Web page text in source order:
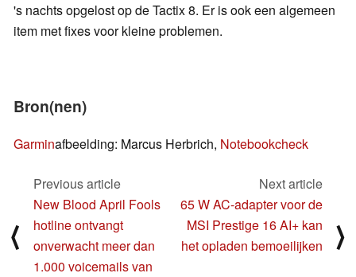
's nachts opgelost op de Tactix 8. Er is ook een algemeen
item met fixes voor kleine problemen.
Bron(nen)
Garminafbeelding: Marcus Herbrich, Notebookcheck
⟨
Previous article
New Blood April Fools
hotline ontvangt
onverwacht meer dan
1.000 voicemails van
Next article
65 W AC-adapter voor de
MSI Prestige 16 AI+ kan
het opladen bemoeilijken
⟩